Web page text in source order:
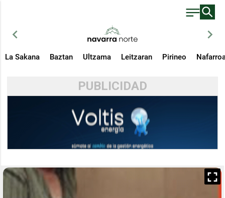
chevron_left chevron_right
La Sakana Baztan Ultzama Leitzaran Pirineo
PUBLICIDAD